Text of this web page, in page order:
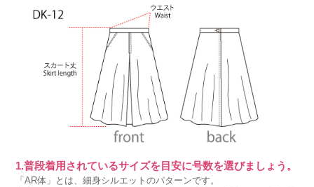
1.普段着用されているサイズを目安に号数を選びましょう。
「AR体」とは、細身シルエットのパターンです。